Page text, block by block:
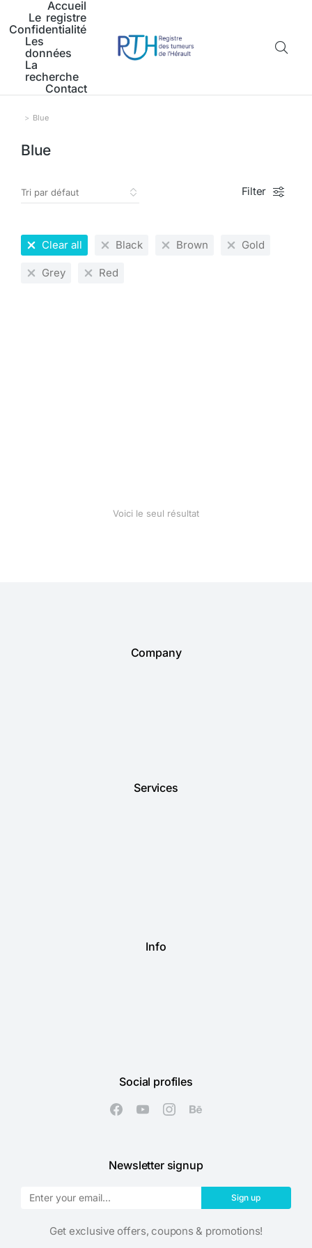
Accueil
Le registre
Confidentialité
Les
données
La
recherche
Contact
Vous êtes ici :
Blue
Blue
Filter
Clear all Black Brown Gold
Grey Red
Voici le seul résultat
Company
Services
Info
Social profiles
Newsletter signup
Sign up
Get exclusive offers, coupons & promotions!